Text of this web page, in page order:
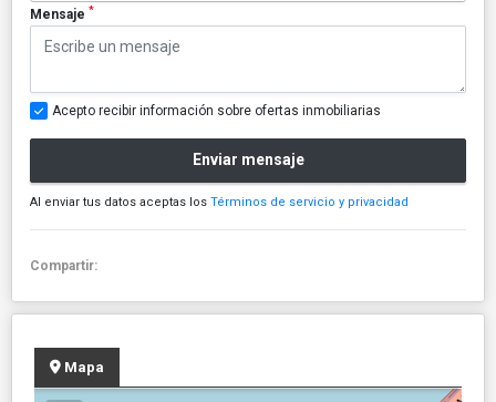
Mensaje *
Acepto recibir información sobre ofertas inmobiliarias
Enviar mensaje
Al enviar tus datos aceptas los Términos de servicio y privacidad
Compartir:
Mapa